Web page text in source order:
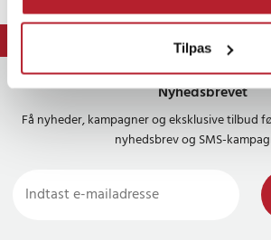
Tilpas
⭐ 365 dages fortrydelsesret
Nyhedsbrevet
Få nyheder, kampagner og eksklusive tilbud
nyhedsbrev og SMS-